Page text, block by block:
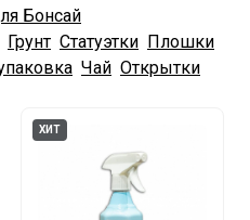
Бонсай
Грунт Статуэтки Плошки
Чай Открытки
ХИТ